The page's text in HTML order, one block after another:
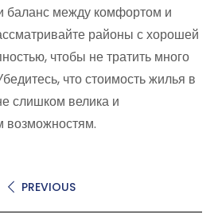
баланс между комфортом и
районы с хорошей
чтобы не тратить много
что стоимость жилья в
слишком велика и
возможностям.
PREVIOUS